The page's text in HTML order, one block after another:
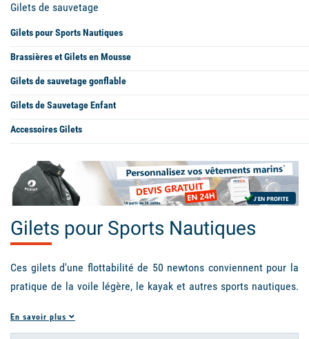
Gilets de sauvetage
Gilets pour Sports Nautiques
Brassières et Gilets en Mousse
Gilets de sauvetage gonflable
Gilets de Sauvetage Enfant
Accessoires Gilets
Gilets pour Sports Nautiques
Ces gilets d'une flottabilité de 50 newtons conviennent pour la
pratique de la voile légère, le kayak et autres sports nautiques.
pour la pratique à moins de 2 miles d'un abri. Ces gilets
En savoir plus